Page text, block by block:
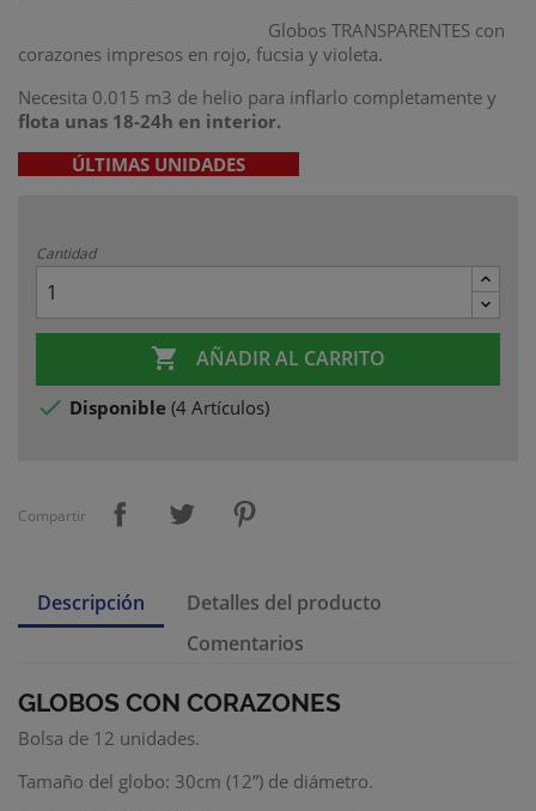
Globos TRANSPARENTES con
corazones impresos en rojo, fucsia y violeta.
Necesita 0.015 m3 de helio para inflarlo completamente y
flota unas 18-24h en interior.
ÚLTIMAS UNIDADES
Cantidad
 AÑADIR AL CARRITO
 Disponible (4 Artículos)
Compartir
Descripción
Detalles del producto
Comentarios
GLOBOS CON CORAZONES
Bolsa de 12 unidades.
Tamaño del globo: 30cm (12”) de diámetro.